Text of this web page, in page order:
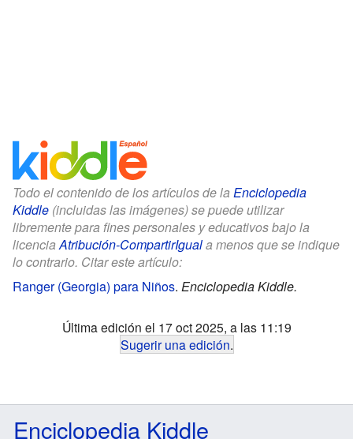
Todo el contenido de los artículos de la Enciclopedia
Kiddle (incluidas las imágenes) se puede utilizar
libremente para fines personales y educativos bajo la
licenciaAtribución-CompartirIguala menos que se indique
lo contrario. Citar este artículo:
Ranger (Georgia) para Niños. Enciclopedia Kiddle.
Última edición el 17 oct 2025, a las 11:19
Sugerir una edición.
Enciclopedia Kiddle